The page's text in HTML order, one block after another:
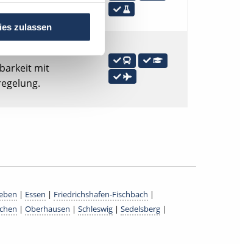
zulassen
inBerlin
mit
| Essen | Friedrichshafen-Fischbach |
| Oberhausen | Schleswig | Sedelsberg |